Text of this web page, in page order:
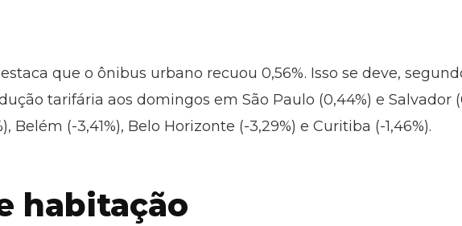
que o ônibus urbano recuou 0,56%. Isso se deve,
tarifária aos domingos em São Paulo (0,44%) e Salvador
Belém (-3,41%), Belo Horizonte (-3,29%) e Curitiba (-1,46%).
habitação